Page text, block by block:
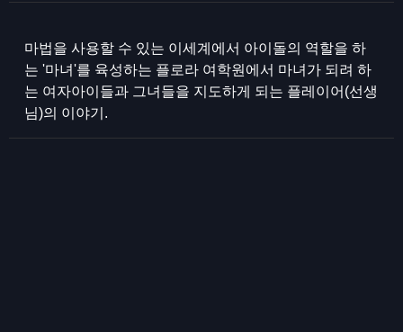
마법을 사용할 수 있는 이세계에서 아이돌의 역할을 하
는 '마녀'를 육성하는 플로라 여학원에서 마녀가 되려 하
는 여자아이들과 그녀들을 지도하게 되는 플레이어(선생
님)의 이야기.